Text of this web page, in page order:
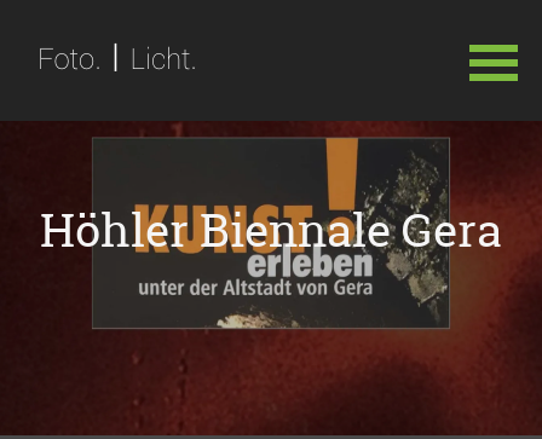
Navigation
Höhler Biennale Gera